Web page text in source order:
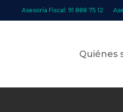
Asesoría Fiscal: 91 888 75 12
Quiénes